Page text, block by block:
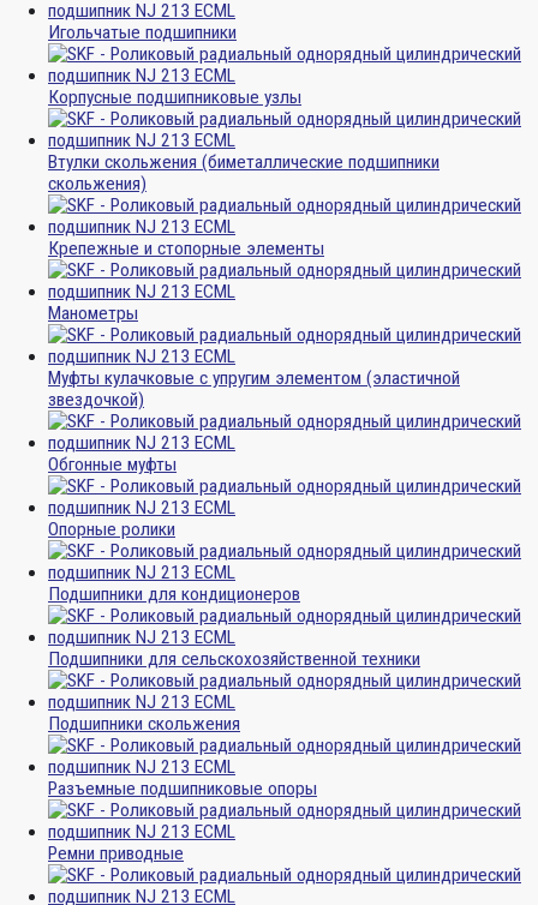
Игольчатые подшипники
Корпусные подшипниковые узлы
Втулки скольжения (биметаллические подшипники
скольжения)
Крепежные и стопорные элементы
Манометры
Муфты кулачковые с упругим элементом (эластичной
звездочкой)
Обгонные муфты
Опорные ролики
Подшипники для кондиционеров
Подшипники для сельскохозяйственной техники
Подшипники скольжения
Разъемные подшипниковые опоры
Ремни приводные